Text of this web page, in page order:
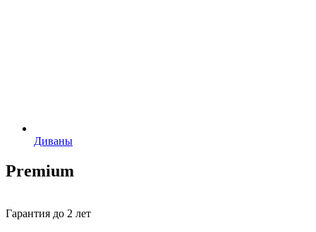
Диваны
Premium
Гарантия до 2 лет